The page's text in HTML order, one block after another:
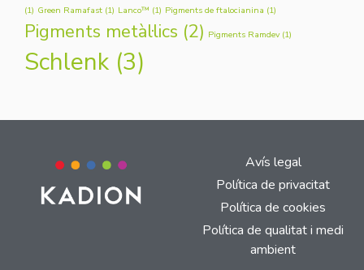
(1) Green Ramafast (1) Lanco™ (1) Pigments de ftalocianina (1)
Pigments metàl·lics (2) Pigments Ramdev(1)
Schlenk (3)
Avís legal
Política de privacitat
Política de cookies
Política de qualitat i medi
ambient